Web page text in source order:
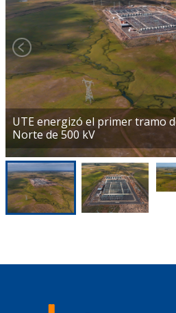
UTE energizó el primer tramo
Norte de 500 kV